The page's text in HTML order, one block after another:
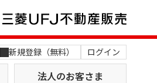
新規登録（無料） ログイン
法人のお客さま